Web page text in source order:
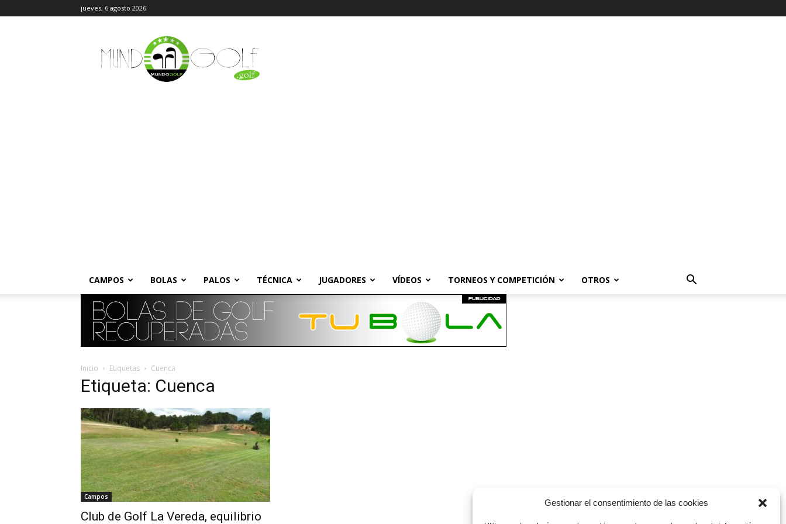
Gestionar el consentimiento de las cookies
jueves, 6 agosto 2026
MundoGolf.golf
CAMPOS BOLAS PALOS TÉCNICA JUGADORES VÍDEOS TORNEOS Y COMPETICIÓN OTROS
Inicio Etiquetas Cuenca
Etiqueta: Cuenca
Campos
Club de Golf La Vereda, equilibrio